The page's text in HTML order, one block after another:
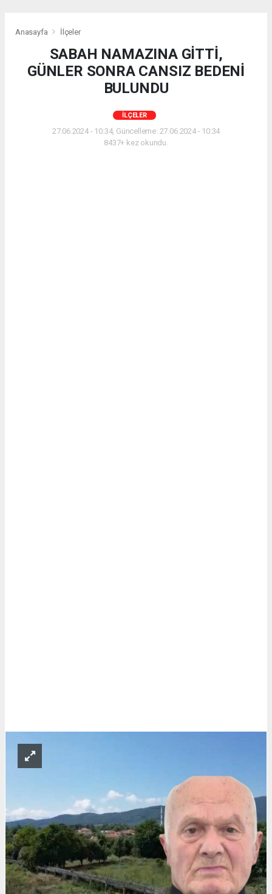
Anasayfa İlçeler
SABAH NAMAZINA GİTTİ,
GÜNLER SONRA CANSIZ BEDENİ
BULUNDU
İLÇELER
27.06.2024 - 10:34, Güncelleme: 27.06.2024 - 10:34
8437+ kez okundu.